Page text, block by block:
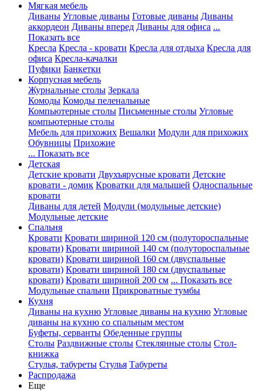
Мягкая мебель
Диваны Угловые диваны Готовые диваны Диваны
аккордеон Диваны вперед Диваны для офиса ...
Показать все
Кресла Кресла - кровати Кресла для отдыха Кресла для
офиса Кресла-качалки
Пуфики Банкетки
Корпусная мебель
Журнальные столы Зеркала
Комоды Комоды пеленальные
Компьютерные столы Письменные столы Угловые
компьютерные столы
Мебель для прихожих Вешалки Модули для прихожих
Обувницы Прихожие
... Показать все
Детская
Детские кровати Двухъярусные кровати Детские
кровати - домик Кроватки для малышей Односпальные
кровати
Диваны для детей Модули (модульные детские)
Модульные детские
Спальня
Кровати Кровати шириной 120 см (полутороспальные
кровати) Кровати шириной 140 см (полутороспальные
кровати) Кровати шириной 160 см (двуспальные
кровати) Кровати шириной 180 см (двуспальные
кровати) Кровати шириной 200 см ... Показать все
Модульные спальни Прикроватные тумбы
Кухня
Диваны на кухню Угловые диваны на кухню Угловые
диваны на кухню со спальным местом
Буфеты, серванты Обеденные группы
Столы Раздвижные столы Стеклянные столы Стол-
книжка
Стулья, табуреты Стулья Табуреты
Распродажа
Еще